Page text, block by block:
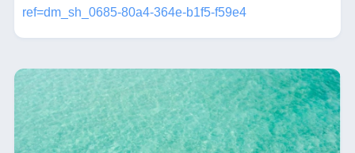
ref=dm_sh_0685-80a4-364e-b1f5-f59e4